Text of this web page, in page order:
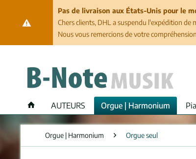
Pas de livraison aux États-Unis pour le
Chers clients, DHL a suspendu l'expédition
Nous vous remercions de votre
AUTEURS Orgue | Harmonium
Orgue | Harmonium Orgue seul